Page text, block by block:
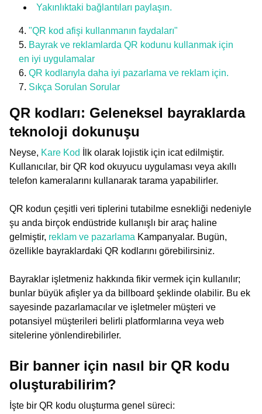
Yakınlıktaki bağlantıları paylaşın.
"QR kod afişi kullanmanın faydaları"
Bayrak ve reklamlarda QR kodunu kullanmak için
en iyi uygulamalar
QR kodlarıyla daha iyi pazarlama ve reklam için.
Sıkça Sorulan Sorular
QR kodları: Geleneksel bayraklarda
teknoloji dokunuşu
Neyse, Kare Kod
İlk olarak lojistik için icat edilmiştir.
Kullanıcılar, bir QR kod okuyucu uygulaması veya akıllı
telefon kameralarını kullanarak tarama yapabilirler.
QR kodun çeşitli veri tiplerini tutabilme esnekliği nedeniyle
şu anda birçok endüstride kullanışlı bir araç haline
gelmiştir, reklam ve pazarlama Kampanyalar. Bugün,
özellikle bayraklardaki QR kodlarını görebilirsiniz.
Bayraklar işletmeniz hakkında fikir vermek için kullanılır;
bunlar büyük afişler ya da billboard şeklinde olabilir. Bu ek
sayesinde pazarlamacılar ve işletmeler müşteri ve
potansiyel müşterileri belirli platformlarına veya web
sitelerine yönlendirebilirler.
Bir banner için nasıl bir QR kodu
oluşturabilirim?
İşte bir QR kodu oluşturma genel süreci: